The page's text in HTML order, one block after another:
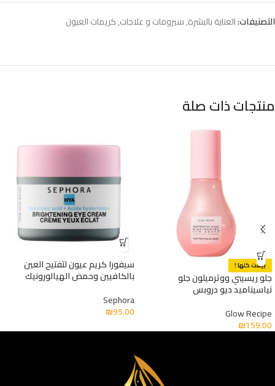
التصنيفات:العناية بالبشرة,سيرومات و علاجات,كريمات العيون
منتجات ذات صلة
بيعت كلها !
جلو ريسيبي ووترميلون جلو
نياسيناميد ديو دروبس
Glow Recipe
₪159.00
سيفورا كريم عيون لتفتيح العين
بالكافيين وحمض الهيالورونيك
Sephora
₪95.00